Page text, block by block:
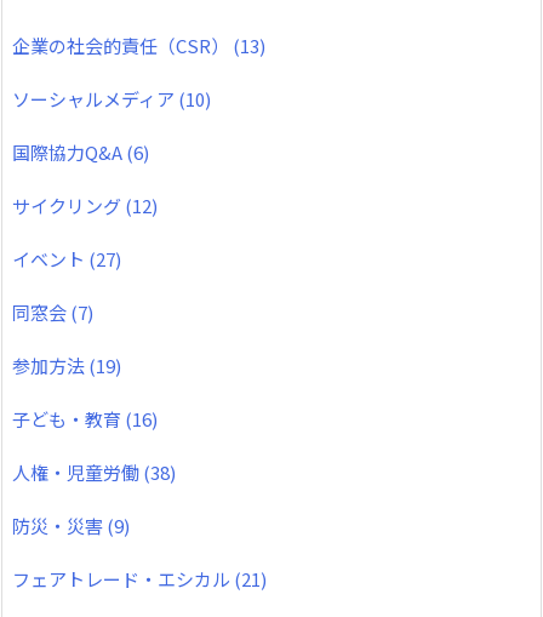
企業の社会的責任（CSR） (13)
ソーシャルメディア (10)
国際協力Q&A(6)
サイクリング(12)
イベント (27)
同窓会(7)
参加方法(19)
子ども・教育 (16)
人権・児童労働(38)
防災・災害(9)
フェアトレード・エシカル (21)